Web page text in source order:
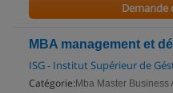
MBA management et
ISG - Institut Supérieur de
Catégorie: Mba Master Business